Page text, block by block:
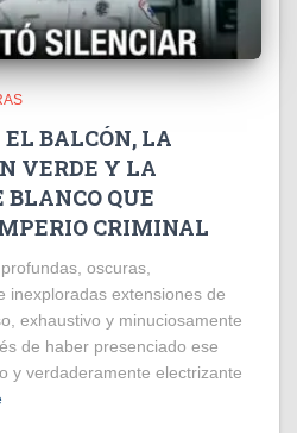
BALCÓN, LA
VERDE Y LA
BLANCO QUE
CRIMINAL
oscuras,
inexploradas extensiones de
exhaustivo y minuciosamente
de haber presenciado ese
y verdaderamente electrizante